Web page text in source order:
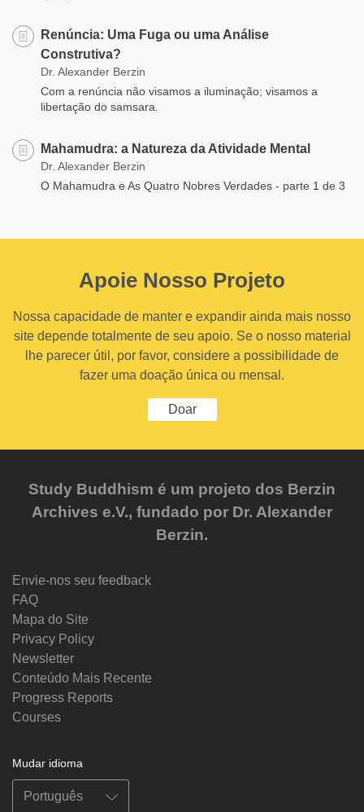
Renúncia: Uma Fuga ou uma Análise
Construtiva?
Dr. Alexander Berzin
Com a renúncia não visamos a iluminação; visamos a
libertação do samsara.
Mahamudra: a Natureza da Atividade Mental
Dr. Alexander Berzin
O Mahamudra e As Quatro Nobres Verdades - parte 1 de 3
Apoie Nosso Projeto
Nossa capacidade de manter e expandir ainda mais nosso
site depende totalmente de seu apoio. Se o nosso material
lhe parecer útil, por favor, considere a possibilidade de
fazer uma doação única ou mensal.
Doar
Study Buddhism é um projeto dos Berzin
Archives e.V., fundado por Dr. Alexander
Berzin.
Envie-nos seu feedback
FAQ
Mapa do Site
Privacy Policy
Newsletter
Conteúdo Mais Recente
Progress Reports
Courses
Mudar idioma